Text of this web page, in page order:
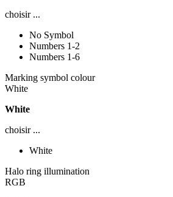
choisir ...
No Symbol
Numbers 1-2
Numbers 1-6
Marking symbol colour
White
White
choisir ...
White
Halo ring illumination
RGB